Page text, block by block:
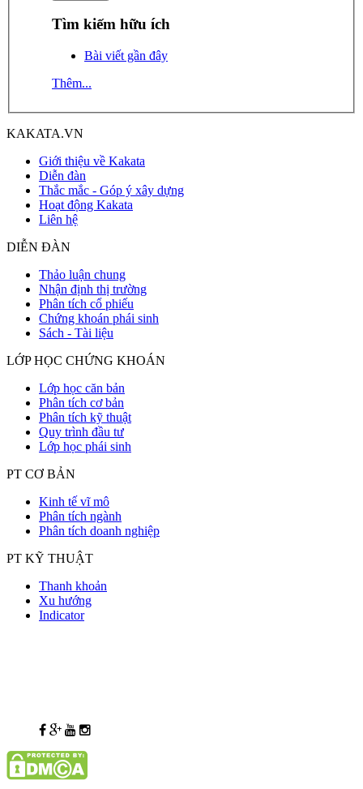
Tìm kiếm hữu ích
Bài viết gần đây
Thêm...
KAKATA.VN
Giới thiệu về Kakata
Diễn đàn
Thắc mắc - Góp ý xây dựng
Hoạt động Kakata
Liên hệ
DIỄN ĐÀN
Thảo luận chung
Nhận định thị trường
Phân tích cổ phiếu
Chứng khoán phái sinh
Sách - Tài liệu
LỚP HỌC CHỨNG KHOÁN
Lớp học căn bản
Phân tích cơ bản
Phân tích kỹ thuật
Quy trình đầu tư
Lớp học phái sinh
PT CƠ BẢN
Kinh tế vĩ mô
Phân tích ngành
Phân tích doanh nghiệp
PT KỸ THUẬT
Thanh khoản
Xu hướng
Indicator